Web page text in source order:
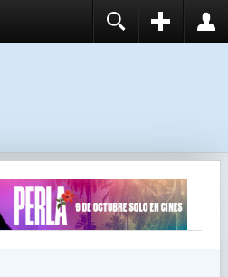
RECUÉRDEME
IDENTIFICARSE